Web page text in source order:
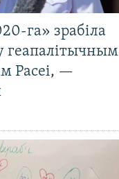
га» зрабіла
геапалітычным
Расеі, —